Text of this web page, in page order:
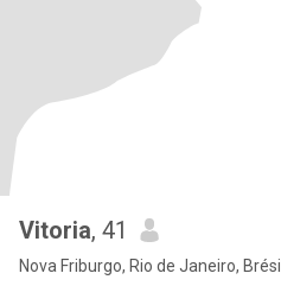
Vitoria, 41
Nova Friburgo, Rio de Janeiro, Brésil